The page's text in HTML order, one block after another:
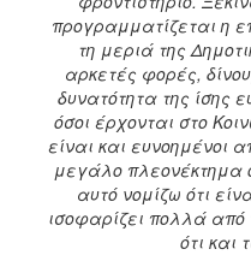
προγραμματίζεται η
τη μεριά της
αρκετές φορές,
δυνατότητα της ίσης
όσοι έρχονται στο
είναι και ευνοημένοι
μεγάλο πλεονέκτημα
αυτό νομίζω ότι
ισοφαρίζει πολλά
ότι και